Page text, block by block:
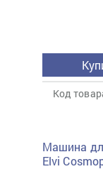
Код
Машина
Elvi